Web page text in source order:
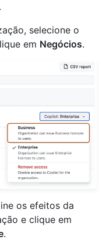
selecione o
em Negócios.
os efeitos da
e clique em
.